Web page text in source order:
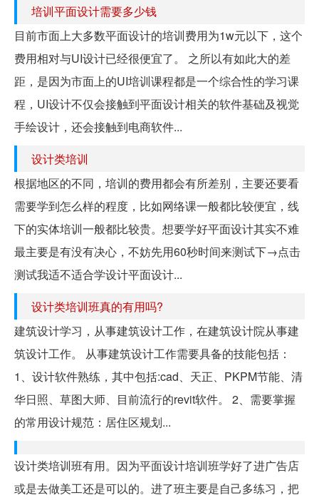
培训平面设计需要多少钱
目前市面上大多数平面设计的培训费用为1w元以下，这个
费用相对与UI设计已经很便宜了。 之所以有如此大的差
距，是因为市面上的UI培训课程都是一个综合性的学习课
程，UI设计不仅会接触到平面设计相关的软件基础及视觉
手绘设计，还会接触到电商软件...
设计类培训
根据地区的不同，培训的费用都会有所差别，主要还要看
需要学到怎么样的程度，比如网络课一般都比较便宜，线
下的实体培训一般都比较贵。想要学好平面设计其实不难
最主要是有没有决心，不妨先用60秒时间来测试下→点击
测试我适不适合学设计平面设计...
设计类培训班真的有用吗?
建筑设计学习，从事建筑设计工作，在建筑设计院从事建
筑设计工作。 从事建筑设计工作需要具备的技能包括：
1、设计软件熟练，其中包括:cad、天正、PKPM节能、清
华日照、草图大师、目前流行的revit软件。 2、需要掌握
的常用设计规范：居住区规划...
设计类培训班有用。因为平面设计培训班学好了进广告店
或是去做美工还是可以的。进了班主要是自己多练习，把